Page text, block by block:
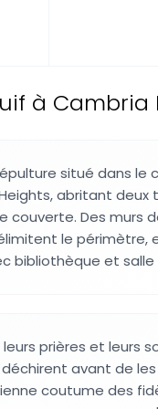
à Cambria
situé dans le
abritant
couverte. Des murs
le périmètre,
bibliothèque et salle
prières et leurs
avant de
coutume des